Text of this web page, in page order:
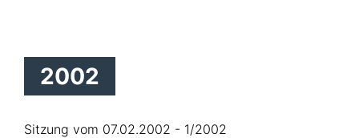
2002
Sitzung vom 07.02.2002 - 1/2002